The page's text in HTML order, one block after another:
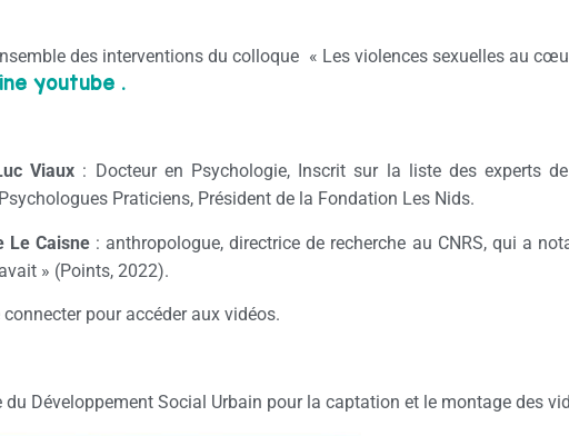
des interventions du colloque « Les violences sexuelles au
youtube .
Viaux : Docteur en Psychologie, Inscrit sur la liste des experts
Praticiens, Président de la Fondation Les Nids.
Le Caisne : anthropologue, directrice de recherche au CNRS, qui a
» (Points, 2022).
connecter pour accéder aux vidéos.
du Développement Social Urbain pour la captation et le montage des